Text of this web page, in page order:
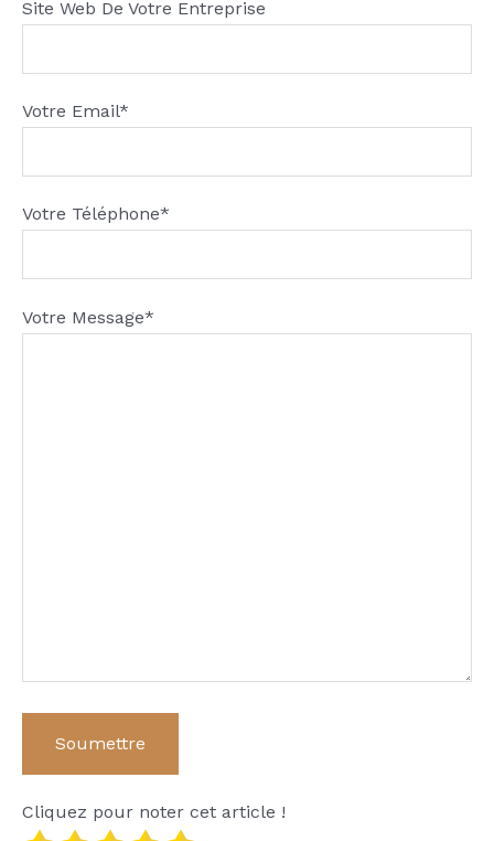
Site Web De Votre Entreprise
Votre Email*
Votre Téléphone*
Votre Message*
Cliquez pour noter cet article !